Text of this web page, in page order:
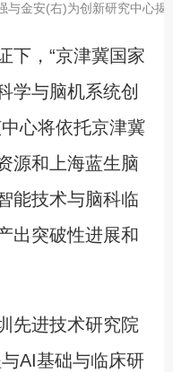
与金安(右)为创新研究中心
，“京津冀国家
学与脑机系统创
心将依托京津冀
源和上海蓝生脑
能技术与脑科临
出突破性进展和
进技术研究院
AI基础与临床研